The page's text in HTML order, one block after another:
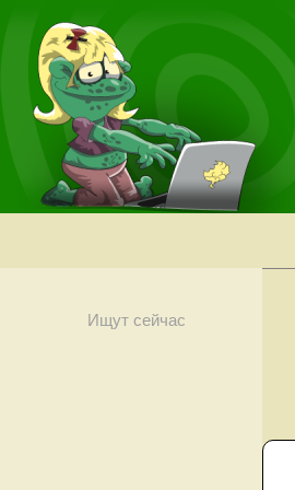
Ищут сейчас